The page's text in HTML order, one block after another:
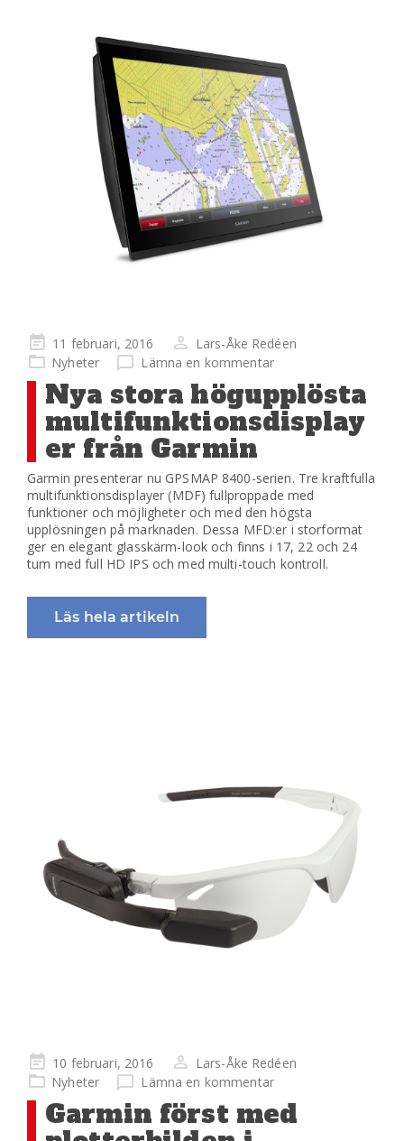
Publicerad
på
11 februari, 2016
Lars-Åke Redéen
Nyheter
Lämna en kommentar
Nya stora högupplösta
multifunktionsdisplay
er från Garmin
Garmin presenterar nu GPSMAP 8400-serien. Tre kraftfulla
multifunktionsdisplayer (MDF) fullproppade med
funktioner och möjligheter och med den högsta
upplösningen på marknaden. Dessa MFD:er i storformat
ger en elegant glasskärm-look och finns i 17, 22 och 24
tum med full HD IPS och med multi-touch kontroll.
Läs hela artikeln
Publicerad
på
10 februari, 2016
Lars-Åke Redéen
Nyheter
Lämna en kommentar
Garmin först med